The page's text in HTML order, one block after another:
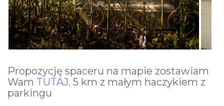
Propozycję spaceru na mapie zostawiam
Wam TUTAJ. 5 km z małym haczykiem z
parkingu